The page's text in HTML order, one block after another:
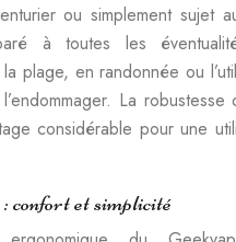
ou simplement sujet
à toutes les
la plage, en randonnée ou
La robustesse
considérable pour une
confort et simplicité